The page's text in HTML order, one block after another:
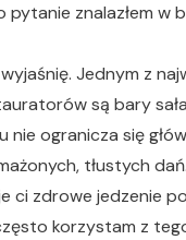
znalazłem w
Jednym z
są bary
nie ogranicza się
tłustych
ci zdrowe jedzenie
korzystam z